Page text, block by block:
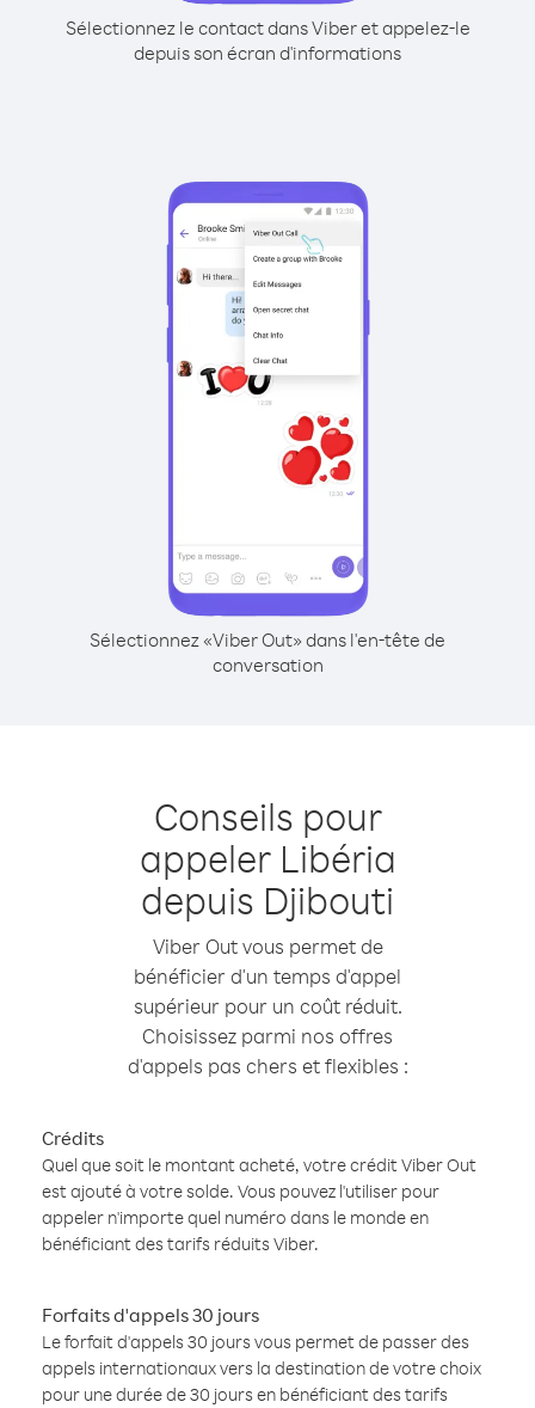
Sélectionnez le contact dans Viber et appelez-le
depuis son écran d'informations
Sélectionnez «Viber Out» dans l'en-tête de
conversation
Conseils pour
appeler Libéria
depuis Djibouti
Viber Out vous permet de
bénéficier d'un temps d'appel
supérieur pour un coût réduit.
Choisissez parmi nos offres
d'appels pas chers et flexibles :
Crédits
Quel que soit le montant acheté, votre crédit Viber Out
est ajouté à votre solde. Vous pouvez l'utiliser pour
appeler n'importe quel numéro dans le monde en
bénéficiant des tarifs réduits Viber.
Forfaits d'appels 30 jours
Le forfait d'appels 30 jours vous permet de passer des
appels internationaux vers la destination de votre choix
pour une durée de 30 jours en bénéficiant des tarifs